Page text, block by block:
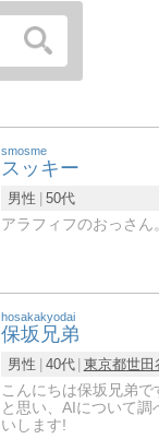
smosme
スッキー
男性
50代
アラフィフのおっさん
hosakakyodai
保坂兄弟
男性 40代 東京都世田
こんにちは保坂兄弟
と思い、AIについて
いします!